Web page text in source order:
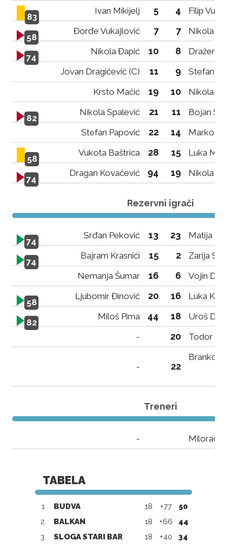
83
Ivan Mikijelj 5 4 Filip
58
Đorđe Vukajlović 7 7 Nikola
74
Nikola Đapić 10 8
Dražen
Jovan Dragičević (C)
11 9
Stefan
Krsto Mačić
19 10 Nikola
82
Nikola Spalević 21 11
Bojan
Stefan Papović
22 14 Marko
58
Vukota Baštrica 28 15 Luka
74
Dragan Kovačević 94 19 Nikola
Rezervni igrači
74
Srđan Peković 13 23 Matija
74
Bajram Krasnići 15 2
Zarija
Nemanja Šumar
16 6 Vojin
58
Ljubomir Đinović 20 16 Luka
82
Miloš Pima 44 18
Uroš
-
20 Todor
- 22
Branko
Treneri
- Milorad
TABELA
1. BUDVA 18 +77
50
2.
BALKAN 18 +66
44
3.
SLOGA STARI BAR 18 +40
34